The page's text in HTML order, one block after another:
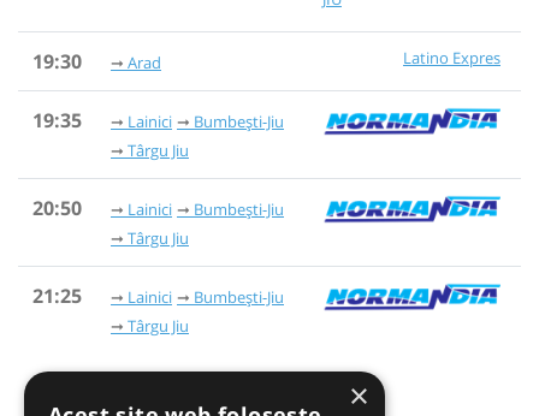
19:30 Latino Expres
Arad
19:35 Lainici
Bumbești-Jiu
Târgu Jiu
20:50 Lainici
Bumbești-Jiu
Târgu Jiu
21:25 Lainici
Bumbești-Jiu
Târgu Jiu
×